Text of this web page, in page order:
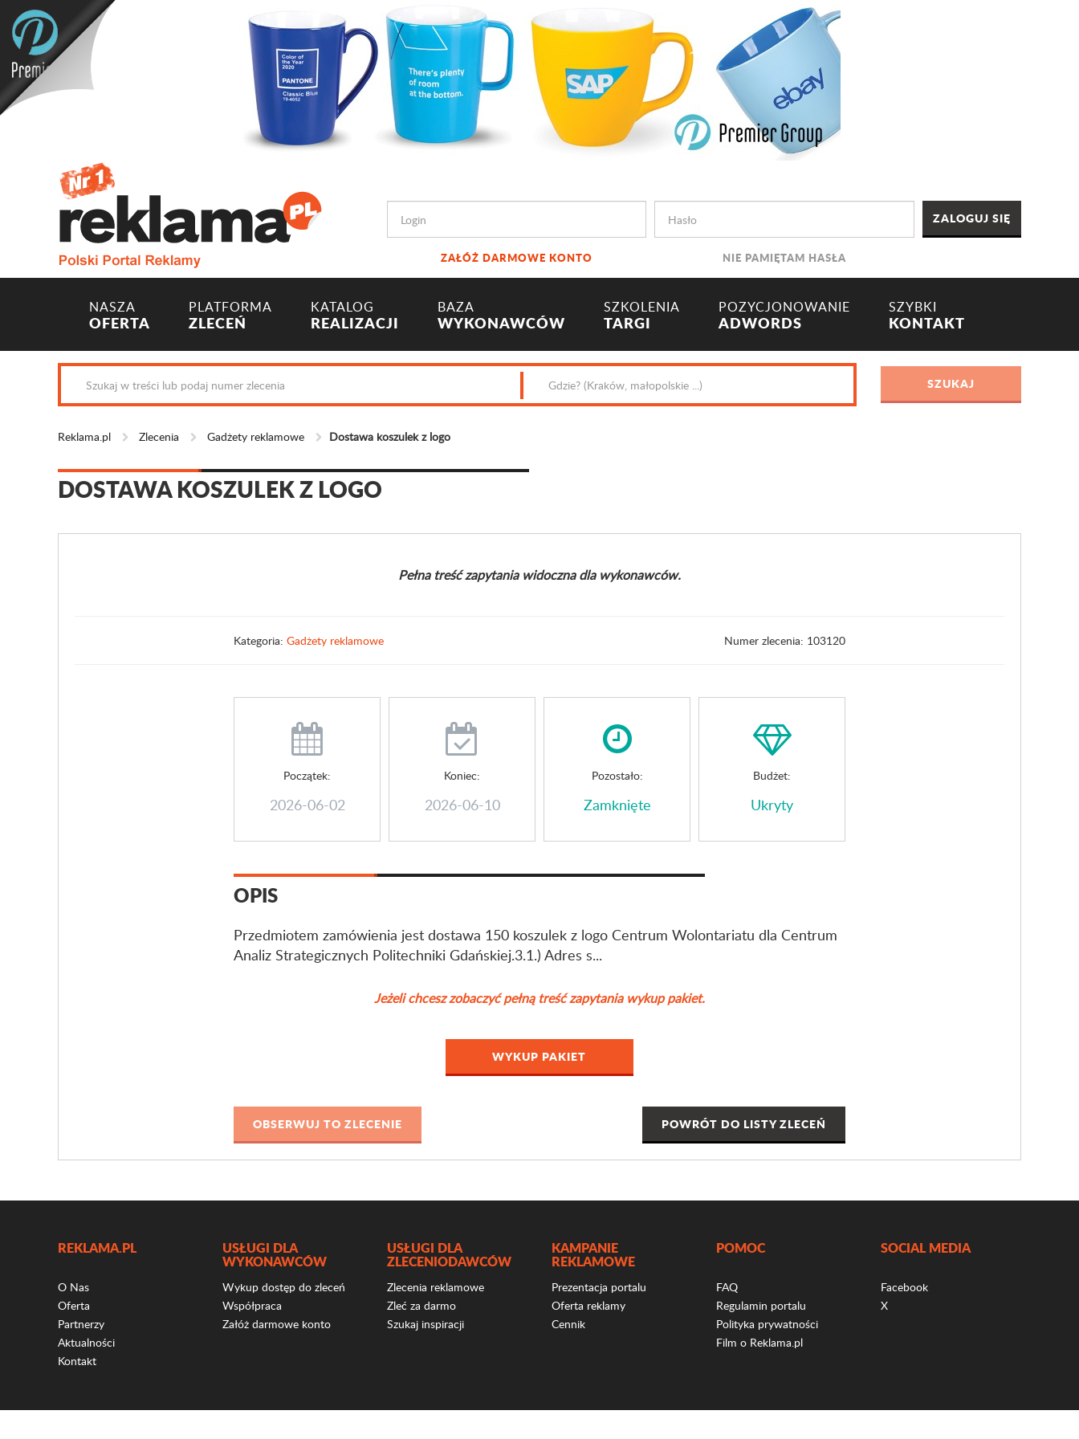
ZAŁÓŻ DARMOWE KONTO NIE PAMIĘTAM HASŁA
NASZA
OFERTA
PLATFORMA
ZLECEŃ
KATALOG
REALIZACJI
BAZA
WYKONAWCÓW
SZKOLENIA
TARGI
POZYCJONOWANIE
ADWORDS
SZYBKI
KONTAKT
Reklama.pl Zlecenia Gadżety reklamowe Dostawa koszulek z logo
DOSTAWA KOSZULEK Z LOGO
Pełna treść zapytania widoczna dla wykonawców.
Kategoria: Gadżety reklamowe Numer zlecenia: 103120
Początek:
2026-06-02
Koniec:
2026-06-10
Pozostało:
Zamknięte
Budżet:
Ukryty
OPIS
Przedmiotem zamówienia jest dostawa 150 koszulek z logo Centrum Wolontariatu dla Centrum
Analiz Strategicznych Politechniki Gdańskiej.3.1.) Adres s...
Jeżeli chcesz zobaczyć pełną treść zapytania wykup pakiet.
WYKUP PAKIET
POWRÓT DO LISTY ZLECEŃ
REKLAMA.PL
O Nas
Oferta
Partnerzy
Aktualności
Kontakt
USŁUGI DLA
WYKONAWCÓW
Wykup dostęp do zleceń
Współpraca
Załóż darmowe konto
USŁUGI DLA
ZLECENIODAWCÓW
Zlecenia reklamowe
Zleć za darmo
Szukaj inspiracji
KAMPANIE
REKLAMOWE
Prezentacja portalu
Oferta reklamy
Cennik
POMOC
FAQ
Regulamin portalu
Polityka prywatności
Film o Reklama.pl
SOCIAL MEDIA
Facebook
X